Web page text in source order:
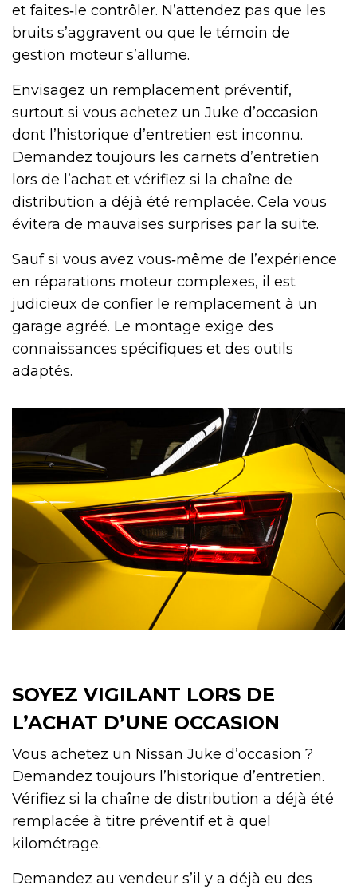
et faites‑le contrôler. N’attendez pas que les
bruits s’aggravent ou que le témoin de
gestion moteur s’allume.
Envisagez un remplacement préventif,
surtout si vous achetez un Juke d’occasion
dont l’historique d’entretien est inconnu.
Demandez toujours les carnets d’entretien
lors de l’achat et vérifiez si la chaîne de
distribution a déjà été remplacée. Cela vous
évitera de mauvaises surprises par la suite.
Sauf si vous avez vous‑même de l’expérience
en réparations moteur complexes, il est
judicieux de confier le remplacement à un
garage agréé. Le montage exige des
connaissances spécifiques et des outils
adaptés.
SOYEZ VIGILANT LORS DE
L’ACHAT D’UNE OCCASION
Vous achetez un Nissan Juke d’occasion ?
Demandez toujours l’historique d’entretien.
Vérifiez si la chaîne de distribution a déjà été
remplacée à titre préventif et à quel
kilométrage.
Demandez au vendeur s’il y a déjà eu des